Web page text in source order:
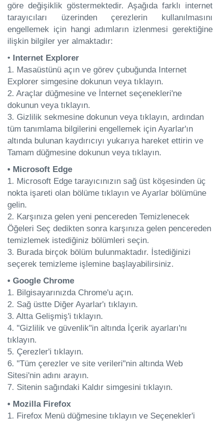
göre değişiklik göstermektedir. Aşağıda farklı internet
tarayıcıları üzerinden çerezlerin kullanılmasını
engellemek için hangi adımların izlenmesi gerektiğine
ilişkin bilgiler yer almaktadır:
• Internet Explorer
1. Masaüstünü açın ve görev çubuğunda Internet
Explorer simgesine dokunun veya tıklayın.
2. Araçlar düğmesine ve İnternet seçenekleri'ne
dokunun veya tıklayın.
3. Gizlilik sekmesine dokunun veya tıklayın, ardından
tüm tanımlama bilgilerini engellemek için Ayarlar'ın
altında bulunan kaydırıcıyı yukarıya hareket ettirin ve
Tamam düğmesine dokunun veya tıklayın.
• Microsoft Edge
1. Microsoft Edge tarayıcınızın sağ üst köşesinden üç
nokta işareti olan bölüme tıklayın ve Ayarlar bölümüne
gelin.
2. Karşınıza gelen yeni pencereden Temizlenecek
Öğeleri Seç dedikten sonra karşınıza gelen pencereden
temizlemek istediğiniz bölümleri seçin.
3. Burada birçok bölüm bulunmaktadır. İstediğinizi
seçerek temizleme işlemine başlayabilirsiniz.
• Google Chrome
1. Bilgisayarınızda Chrome'u açın.
2. Sağ üstte Diğer Ayarlar'ı tıklayın.
3. Altta Gelişmiş'i tıklayın.
4. "Gizlilik ve güvenlik"in altında İçerik ayarları'nı
tıklayın.
5. Çerezler'i tıklayın.
6. "Tüm çerezler ve site verileri"nin altında Web
Sitesi'nin adını arayın.
7. Sitenin sağındaki Kaldır simgesini tıklayın.
• Mozilla Firefox
1. Firefox Menü düğmesine tıklayın ve Seçenekler'i